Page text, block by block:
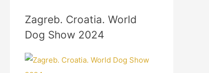
Zagreb. Croatia. World
Dog Show 2024